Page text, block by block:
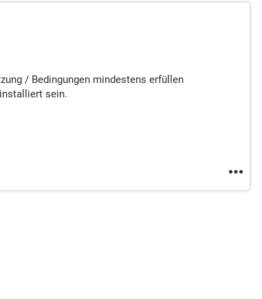
/ Bedingungen mindestens erfüllen
sein.